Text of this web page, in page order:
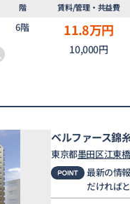
階 賃料/管理・共益費
6階 11.8万円
10,000円
ベルファース錦
東京都墨田区江東橋
最新の情
だければ